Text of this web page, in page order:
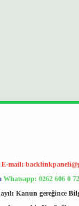
E-mail:
Whatsapp: 0262 606 0
Kanun gereğince